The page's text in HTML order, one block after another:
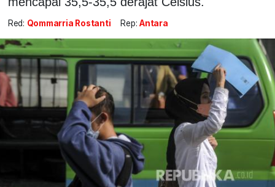
Red: Qommarria Rostanti Rep: Antara